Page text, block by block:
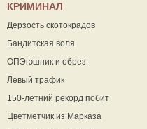
КРИМИНАЛ
Дерзость скотокрадов
Бандитская воля
ОПЭгэшник и обрез
Левый трафик
150-летний рекорд побит
Цветметчик из Марказа